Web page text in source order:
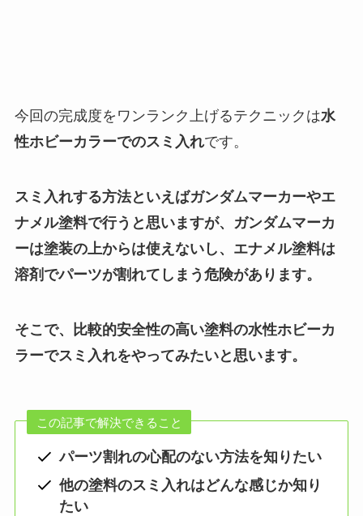
今回の完成度をワンランク上げるテクニックは水
性ホビーカラーでのスミ入れです。
スミ入れする方法といえばガンダムマーカーやエ
ナメル塗料で行うと思いますが、ガンダムマーカ
ーは塗装の上からは使えないし、エナメル塗料は
溶剤でパーツが割れてしまう危険があります。
そこで、比較的安全性の高い塗料の水性ホビーカ
ラーでスミ入れをやってみたいと思います。
この記事で解決できること
パーツ割れの心配のない方法を知りたい
他の塗料のスミ入れはどんな感じか知り
たい